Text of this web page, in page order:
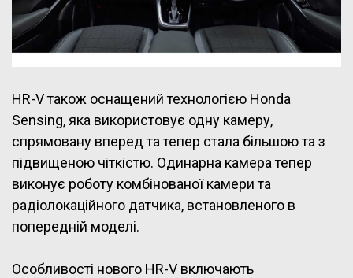
HR-V також оснащений технологією Honda
Sensing, яка використовує одну камеру,
спрямовану вперед та тепер стала більшою та з
підвищеною чіткістю. Одинарна камера тепер
виконує роботу комбінованої камери та
радіолокаційного датчика, встановленого в
попередній моделі.
Особливості нового HR-V включають